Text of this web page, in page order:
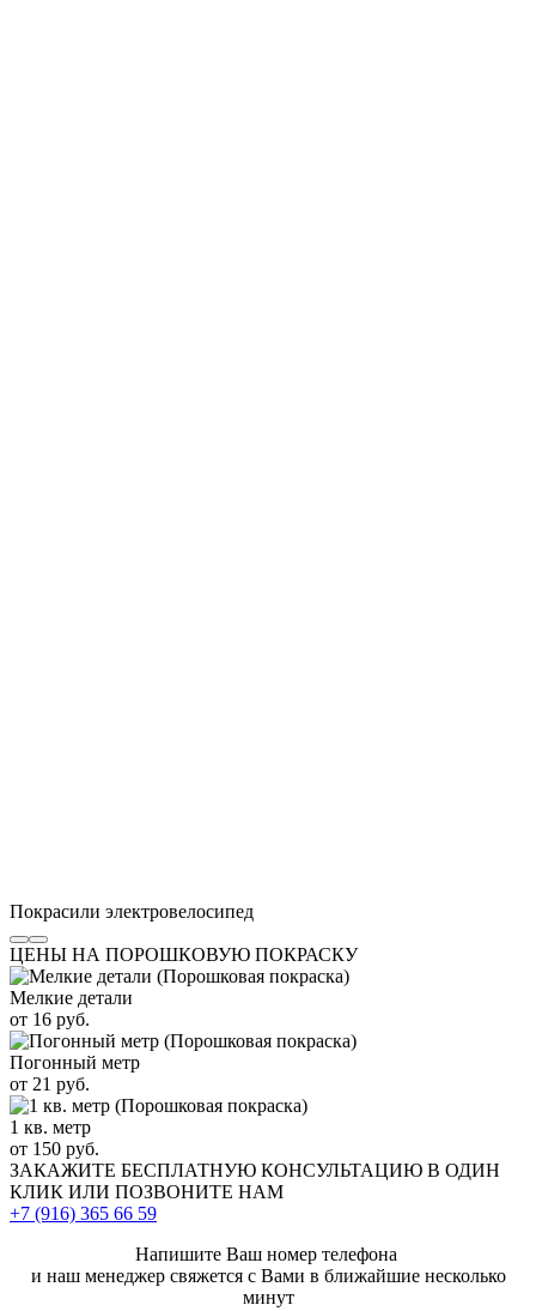
Покрасили электровелосипед
ЦЕНЫ НА ПОРОШКОВУЮ ПОКРАСКУ
Мелкие детали
от 16 руб.
Погонный метр
от 21 руб.
1 кв. метр
от 150 руб.
ЗАКАЖИТЕ БЕСПЛАТНУЮ КОНСУЛЬТАЦИЮ В ОДИН
КЛИК ИЛИ ПОЗВОНИТЕ НАМ
+7 (916) 365 66 59
Напишите Ваш номер телефона
и наш менеджер свяжется с Вами в ближайшие несколько
минут